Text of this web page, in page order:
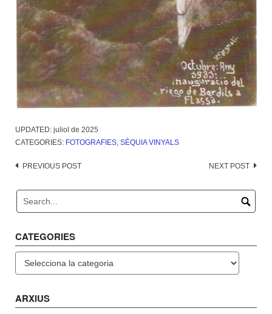
UPDATED: juliol de 2025
CATEGORIES: FOTOGRAFIES, SÈQUIA VINYALS
Post
PREVIOUS POST NEXT POST
CATEGORIES
ARXIUS